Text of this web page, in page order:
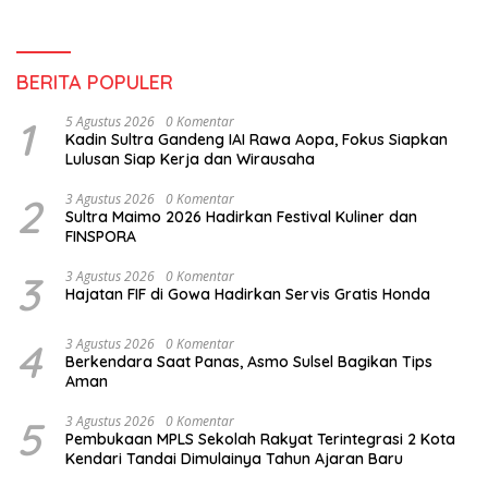
BERITA POPULER
1 5 Agustus 2026 0 Komentar
Kadin Sultra Gandeng IAI Rawa Aopa, Fokus Siapkan
Lulusan Siap Kerja dan Wirausaha
2 3 Agustus 2026 0 Komentar
Sultra Maimo 2026 Hadirkan Festival Kuliner dan
FINSPORA
3 3 Agustus 2026 0 Komentar
Hajatan FIF di Gowa Hadirkan Servis Gratis Honda
4 3 Agustus 2026 0 Komentar
Berkendara Saat Panas, Asmo Sulsel Bagikan Tips
Aman
5 3 Agustus 2026 0 Komentar
Pembukaan MPLS Sekolah Rakyat Terintegrasi 2 Kota
Kendari Tandai Dimulainya Tahun Ajaran Baru